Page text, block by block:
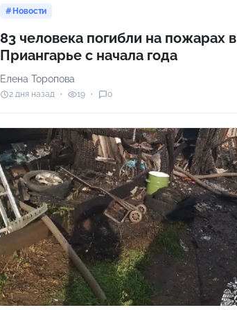
Новости
83 человека погибли на пожарах в
Приангарье с начала года
Елена Торопова
2 дня назад 19 0